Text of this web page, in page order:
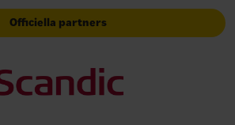
Officiella partners